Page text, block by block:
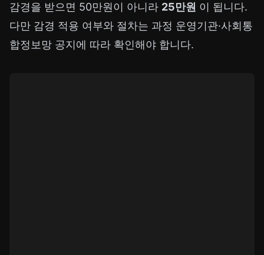
감경을 받으면 50만원이 아니라 25만원 이 됩니다.
다만 감경 적용 여부와 절차는 과정 운영기관·사회통
합정보망 공지에 따라 확인해야 합니다.